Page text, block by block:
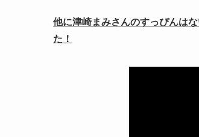
他に津崎まみさんのすっぴんは
た！